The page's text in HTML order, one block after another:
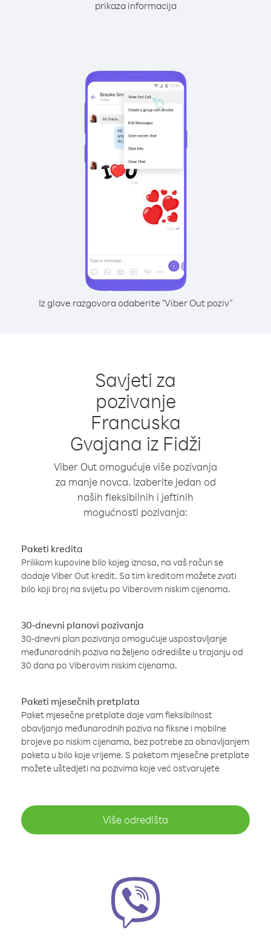
prikaza informacija
Iz glave razgovora odaberite "Viber Out poziv"
Savjeti za
pozivanje
Francuska
Gvajana iz Fidži
Viber Out omogućuje više pozivanja
za manje novca. Izaberite jedan od
naših fleksibilnih i jeftinih
mogućnosti pozivanja:
Paketi kredita
Prilikom kupovine bilo kojeg iznosa, na vaš račun se
dodaje Viber Out kredit. Sa tim kreditom možete zvati
bilo koji broj na svijetu po Viberovim niskim cijenama.
30-dnevni planovi pozivanja
30-dnevni plan pozivanja omogućuje uspostavljanje
međunarodnih poziva na željeno odredište u trajanju od
30 dana po Viberovim niskim cijenama.
Paketi mjesečnih pretplata
Paket mjesečne pretplate daje vam fleksibilnost
obavljanja međunarodnih poziva na fiksne i mobilne
brojeve po niskim cijenama, bez potrebe za obnavljanjem
paketa u bilo koje vrijeme. S paketom mjesečne pretplate
možete uštedjeti na pozivima koje već ostvarujete
Više odredišta